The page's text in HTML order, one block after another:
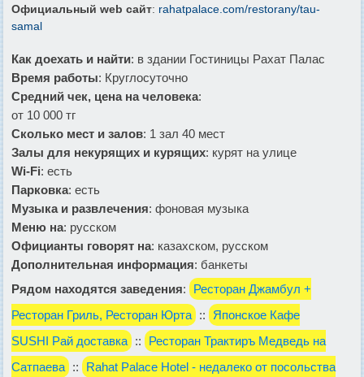
Официальный web сайт: rahatpalace.com/restorany/tau-
samal
Как доехать и найти: в здании Гостиницы Рахат Палас
Время работы: Круглосуточно
Средний чек, цена на человека:
от 10 000 тг
Сколько мест и залов: 1 зал 40 мест
Залы для некурящих и курящих: курят на улице
Wi-Fi: есть
Парковка: есть
Музыка и развлечения: фоновая музыка
Меню на: русском
Официанты говорят на: казахском, русском
Дополнительная информация: банкеты
Рядом находятся заведения:
Ресторан Джамбул +
Ресторан Гриль, Ресторан Юрта ::
Японское Кафе
SUSHI Рай доставка ::
Ресторан Трактиръ Медведь на
Сатпаева ::
Rahat Palace Hotel - недалеко от посольства